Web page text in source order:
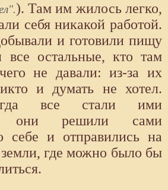
). Там им жилось легко,
себя никакой работой.
и готовили пищу
все остальные, кто там
не давали: из-за их
и думать не хотел.
все стали ими
они решили сами
себе и отправились на
где можно было бы